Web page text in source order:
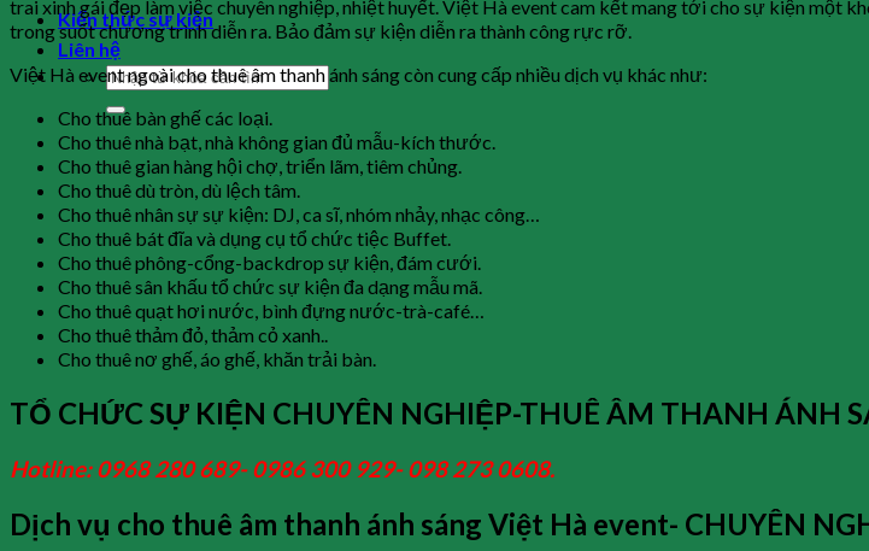
Kiến thức sự kiện
Liên hệ
trai xinh gái đẹp làm việc chuyên nghiệp, nhiệt huyết. Việt Hà event cam kết mang tới cho sự kiện một
trong suốt chương trình diễn ra. Bảo đảm sự kiện diễn ra thành công rực rỡ.
Việt Hà event ngoài cho thuê âm thanh ánh sáng còn cung cấp nhiều dịch vụ khác như:
Cho thuê bàn ghế các loại.
Cho thuê nhà bạt, nhà không gian đủ mẫu-kích thước.
Cho thuê gian hàng hội chợ, triển lãm, tiêm chủng.
Cho thuê dù tròn, dù lệch tâm.
Cho thuê nhân sự sự kiện: DJ, ca sĩ, nhóm nhảy, nhạc công…
Cho thuê bát đĩa và dụng cụ tổ chức tiệc Buffet.
Cho thuê phông-cổng-backdrop sự kiện, đám cưới.
Cho thuê sân khấu tổ chức sự kiện đa dạng mẫu mã.
Cho thuê quạt hơi nước, bình đựng nước-trà-café…
Cho thuê thảm đỏ, thảm cỏ xanh..
Cho thuê nơ ghế, áo ghế, khăn trải bàn.
TỔ CHỨC SỰ KIỆN CHUYÊN NGHIỆP-THUÊ ÂM THANH ÁNH
Hotline: 0968 280 689- 0986 300 929- 098 273 0608.
Dịch vụ cho thuê âm thanh ánh sáng Việt Hà event- CHUYÊN